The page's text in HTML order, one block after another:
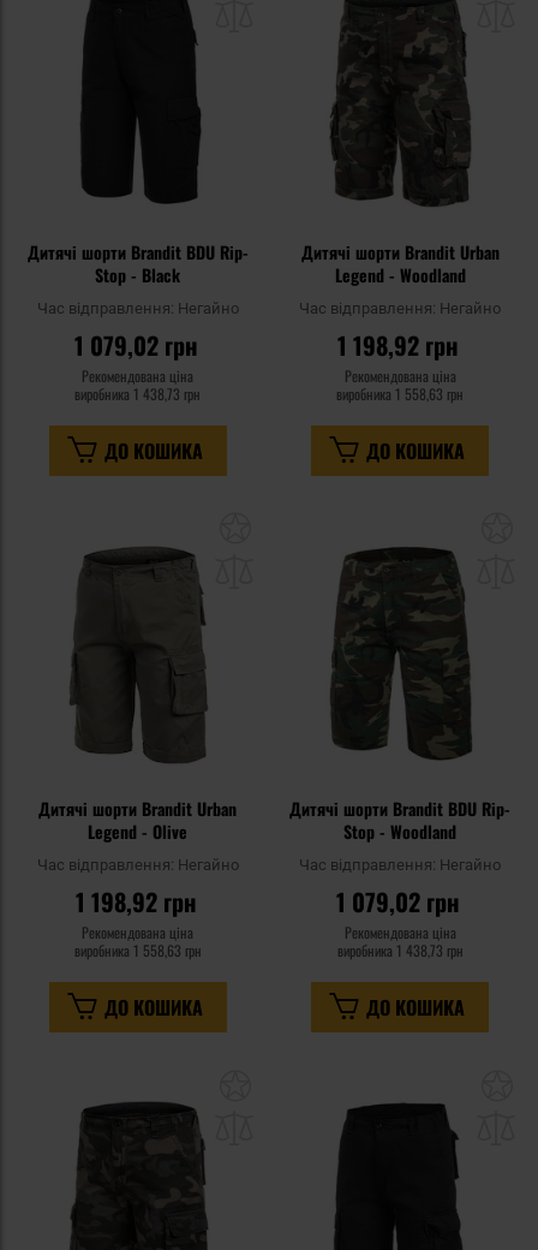
уподобань
Дитячі шорти Brandit BDU Rip-
Stop - Black
Час відправлення: Негайно
1 079,02 грн
Рекомендована ціна
виробника 1 438,73 грн
ДО КОШИКА
Дитячі шорти Brandit Urban
Legend - Woodland
Час відправлення: Негайно
1 198,92 грн
Рекомендована ціна
виробника 1 558,63 грн
ДО КОШИКА
уподобань
Дитячі шорти Brandit Urban
Legend - Olive
Час відправлення: Негайно
1 198,92 грн
Рекомендована ціна
виробника 1 558,63 грн
ДО КОШИКА
Дитячі шорти Brandit BDU Rip-
Stop - Woodland
Час відправлення: Негайно
1 079,02 грн
Рекомендована ціна
виробника 1 438,73 грн
ДО КОШИКА
уподобань